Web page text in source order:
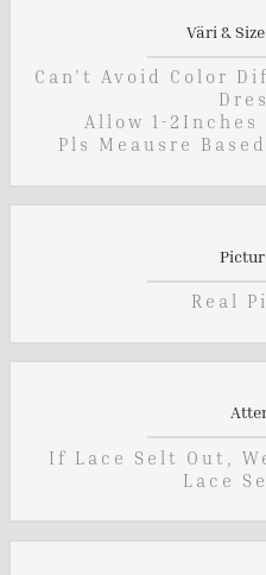
Väri &
Can't Avoid Color
Allow 1-2Inches
Pls Meausre
Real
If Lace Selt Out,
Lace